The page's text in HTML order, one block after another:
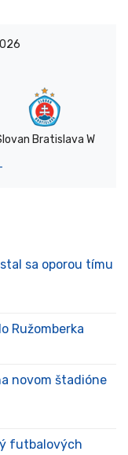
Bratislava W
sa oporou tímu
Ružomberka
novom štadióne
futbalových